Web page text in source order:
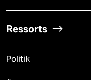
Ressorts
Politik